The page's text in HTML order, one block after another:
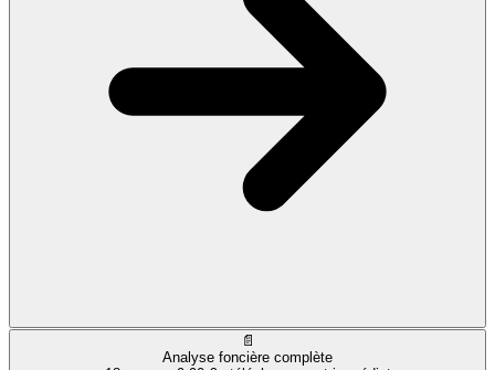
📄
Analyse foncière complète